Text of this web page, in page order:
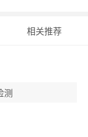
相关推荐
测